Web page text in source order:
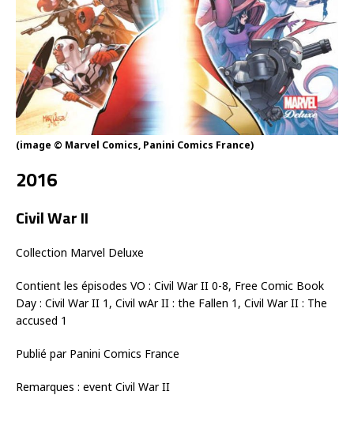
(image © Marvel Comics, Panini Comics France)
2016
Civil War II
Collection Marvel Deluxe
Contient les épisodes VO : Civil War II 0-8, Free Comic Book
Day : Civil War II 1, Civil wAr II : the Fallen 1, Civil War II : The
accused 1
Publié par Panini Comics France
Remarques : event Civil War II